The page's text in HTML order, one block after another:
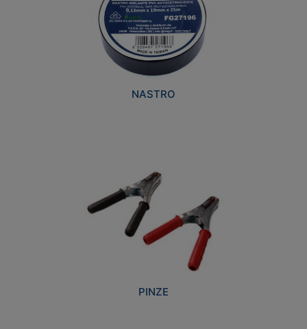
NASTRO
PINZE